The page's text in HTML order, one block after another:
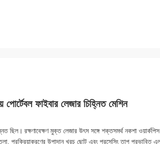
ফাইবার লেজার চিহ্নিত মেশিন
ছিল। রক্ষণাবেক্ষণ মুক্ত লেজার উৎস সঙ্গে শক্তসমর্থ নকশা ওয়ার্কপিস
প্রক্রিয়াকরণের উপাদান খরচ ছোট এবং প্রসেসিং তাপ প্রভাবিত